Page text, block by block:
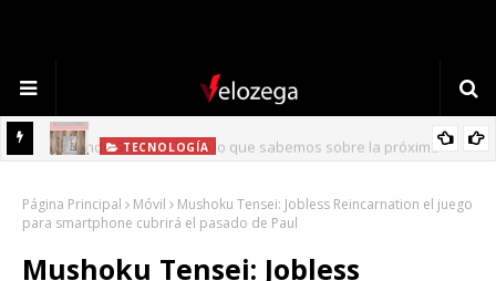
TECNOLOGÍA
Página Principal Móvil
Mushoku Tensei: Jobless Reincarnation el juego
para smartphone cubrirá el pasado de Paul
Mushoku Tensei: Jobless